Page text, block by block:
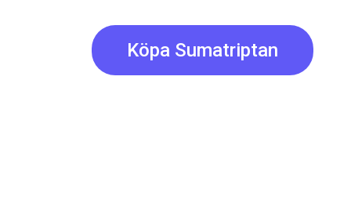
Köpa Sumatriptan